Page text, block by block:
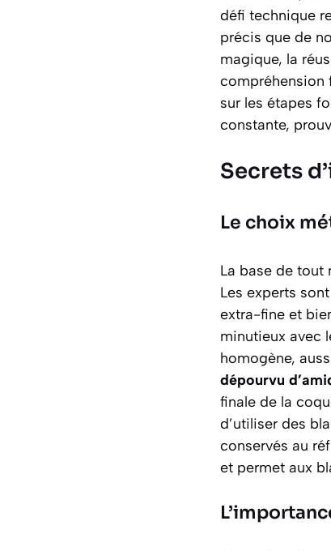
défi technique
précis que de
magique, la
compréhension
sur les étapes
constante,
Secrets
Le choix
La base de tout
Les experts
extra-fine et
minutieux avec
homogène,
dépourvu
finale de la
d’utiliser des
conservés au
et permet aux